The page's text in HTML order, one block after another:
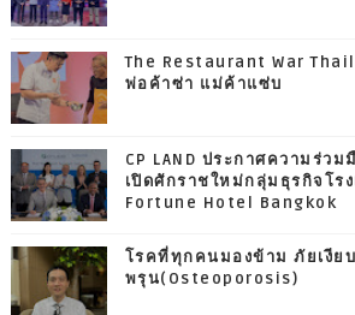
The Restaurant War
พ่อค้าซ่า แม่ค้าแซ่บ
CP LAND ประกาศความร่ว
เปิดศักราชใหม่กลุ่มธุรกิจโร
Fortune Hotel Bangkok
โรคที่ทุกคนมองข้าม ภัยเงีย
พรุน(Osteoporosis)